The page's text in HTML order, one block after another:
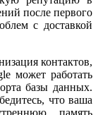
после первого
с доставкой
контактов,
может работать
базы данных.
что ваша